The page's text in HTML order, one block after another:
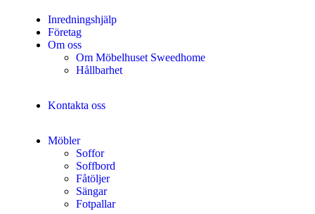
Inredningshjälp
Företag
Om oss
Om Möbelhuset Sweedhome
Hållbarhet
Kontakta oss
Möbler
Soffor
Soffbord
Fåtöljer
Sängar
Fotpallar